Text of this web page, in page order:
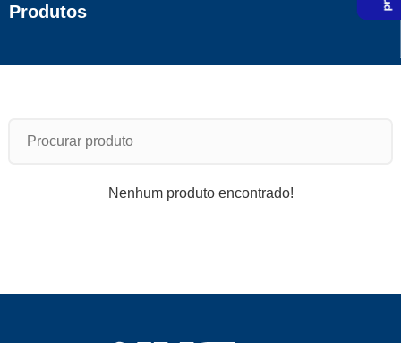
Produtos
Nenhum produto encontrado!